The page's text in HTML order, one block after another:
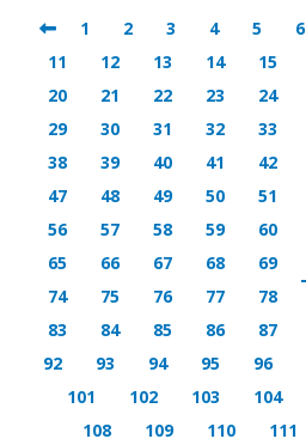
1 2 3 4 5 6
11
12 13 14 15
20
21 22 23 24
29
30 31 32 33
38
39 40 41 42
47
48 49 50 51
56
57 58 59 60
65
66 67 68 69
74
75 76 77 78
83
84 85 86 87
92
93 94 95 96
101
102 103 104
108
109 110 111